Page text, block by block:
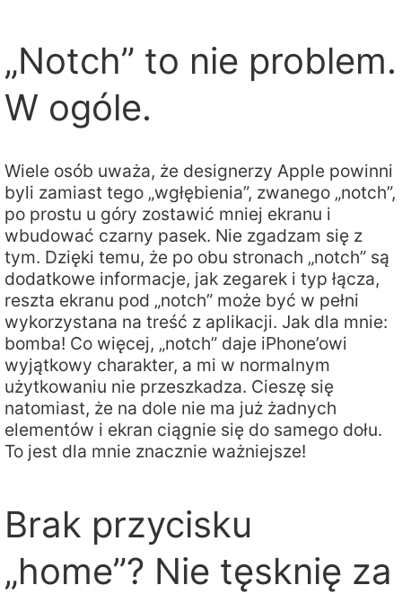
„Notch” to nie problem.
W ogóle.
Wiele osób uważa, że designerzy Apple powinni
byli zamiast tego „wgłębienia”, zwanego „notch”,
po prostu u góry zostawić mniej ekranu i
wbudować czarny pasek. Nie zgadzam się z
tym. Dzięki temu, że po obu stronach „notch” są
dodatkowe informacje, jak zegarek i typ łącza,
reszta ekranu pod „notch” może być w pełni
wykorzystana na treść z aplikacji. Jak dla mnie:
bomba! Co więcej, „notch” daje iPhone’owi
wyjątkowy charakter, a mi w normalnym
użytkowaniu nie przeszkadza. Cieszę się
natomiast, że na dole nie ma już żadnych
elementów i ekran ciągnie się do samego dołu.
To jest dla mnie znacznie ważniejsze!
Brak przycisku
„home”? Nie tęsknię za